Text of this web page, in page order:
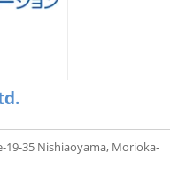
19-35 Nishiaoyama, Morioka-